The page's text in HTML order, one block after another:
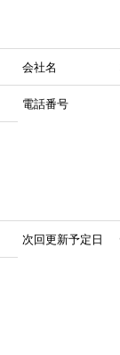
会社名
電話番号
次回更新予定日